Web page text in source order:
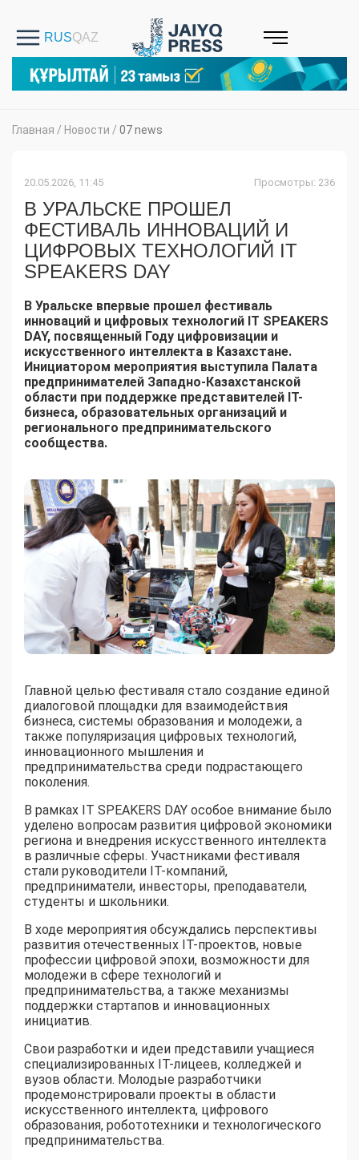
Главная / Новости / 07 news
20.05.2026, 11:45 Просмотры: 236
В УРАЛЬСКЕ ПРОШЕЛ
ФЕСТИВАЛЬ ИННОВАЦИЙ И
ЦИФРОВЫХ ТЕХНОЛОГИЙ IT
SPEAKERS DAY
В Уральске впервые прошел фестиваль
инноваций и цифровых технологий IT SPEAKERS
DAY, посвященный Году цифровизации и
искусственного интеллекта в Казахстане.
Инициатором мероприятия выступила Палата
предпринимателей Западно-Казахстанской
области при поддержке представителей IT-
бизнеса, образовательных организаций и
регионального предпринимательского
сообщества.
Главной целью фестиваля стало создание единой
диалоговой площадки для взаимодействия
бизнеса, системы образования и молодежи, а
также популяризация цифровых технологий,
инновационного мышления и
предпринимательства среди подрастающего
поколения.
В рамках IT SPEAKERS DAY особое внимание было
уделено вопросам развития цифровой экономики
региона и внедрения искусственного интеллекта
в различные сферы. Участниками фестиваля
стали руководители IT-компаний,
предприниматели, инвесторы, преподаватели,
студенты и школьники.
В ходе мероприятия обсуждались перспективы
развития отечественных IT-проектов, новые
профессии цифровой эпохи, возможности для
молодежи в сфере технологий и
предпринимательства, а также механизмы
поддержки стартапов и инновационных
инициатив.
Свои разработки и идеи представили учащиеся
специализированных IT-лицеев, колледжей и
вузов области. Молодые разработчики
продемонстрировали проекты в области
искусственного интеллекта, цифрового
образования, робототехники и технологического
предпринимательства.